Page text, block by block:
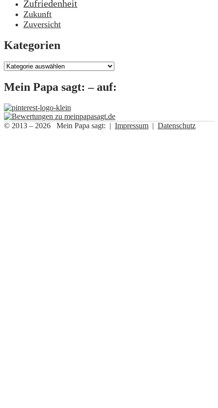
Zufriedenheit
Zukunft
Zuversicht
Kategorien
Kategorien
Mein Papa sagt: – auf:
© 2013 – 2026 Mein Papa sagt: | Impressum | Datenschutz